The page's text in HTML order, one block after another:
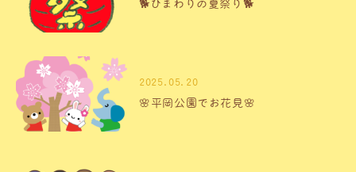
🐕ひまわりの夏祭り🐕
2025.05.20
🌸平岡公園でお花見🌸